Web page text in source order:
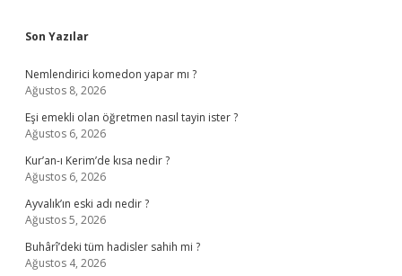
Sidebar
Son Yazılar
Nemlendirici komedon yapar mı ?
Ağustos 8, 2026
Eşi emekli olan öğretmen nasıl tayin ister ?
Ağustos 6, 2026
Kur’an-ı Kerim’de kısa nedir ?
Ağustos 6, 2026
Ayvalık’ın eski adı nedir ?
Ağustos 5, 2026
Buhârî’deki tüm hadisler sahih mi ?
Ağustos 4, 2026